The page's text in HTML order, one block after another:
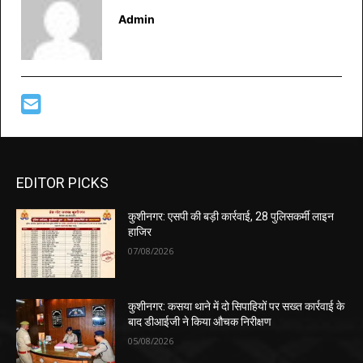
Admin
EDITOR PICKS
कुशीनगर: एसपी की बड़ी कार्रवाई, 28 पुलिसकर्मी लाइन
हाजिर
07/08/2026
कुशीनगर: कसया थाने में दो सिपाहियों पर सख्त कार्रवाई के
बाद डीआईजी ने किया औचक निरीक्षण
05/08/2026